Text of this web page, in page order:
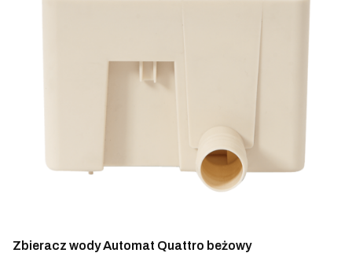
Zbieracz wody Automat Quattro beżowy